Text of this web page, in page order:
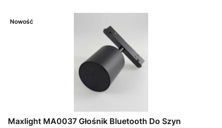
Nowość
Maxlight MA0037 Głośnik Bluetooth Do Szyn